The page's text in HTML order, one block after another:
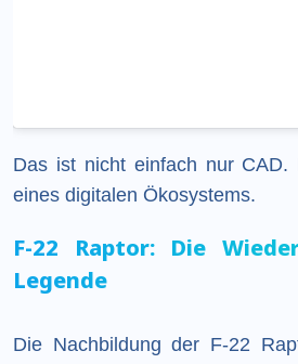
Das ist nicht einfach nur CAD.
eines digitalen Ökosystems.
F-22 Raptor: Die
Legende
Die Nachbildung der F-22